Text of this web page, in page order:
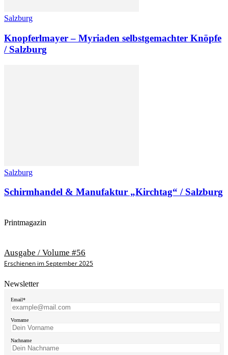
Salzburg
Knopferlmayer – Myriaden selbstgemachter Knöpfe
/ Salzburg
Salzburg
Schirmhandel & Manufaktur „Kirchtag“ / Salzburg
Printmagazin
Ausgabe / Volume #56
Erschienen im September 2025
Newsletter
Email*
Vorname
Nachname